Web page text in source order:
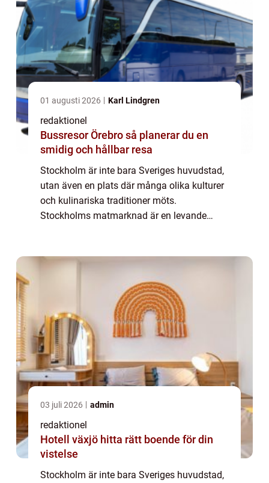
01 augusti 2026 Karl Lindgren
redaktionel
Bussresor Örebro så planerar du en
smidig och hållbar resa
Stockholm är inte bara Sveriges huvudstad,
utan även en plats där många olika kulturer
och kulinariska traditioner möts.
Stockholms matmarknad är en levande
smaker och råvar...
03 juli 2026 admin
redaktionel
Hotell växjö hitta rätt boende för din
vistelse
Stockholm är inte bara Sveriges huvudstad,